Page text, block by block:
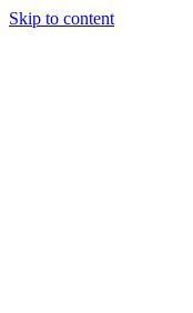
Skip to content